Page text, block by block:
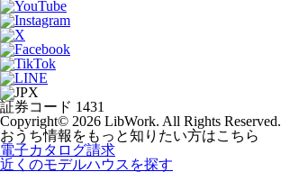
証券コード 1431
Copyright© 2026 LibWork. All Rights Reserved.
おうち情報をもっと知りたい方はこちら
電子カタログ請求
近くのモデルハウスを探す